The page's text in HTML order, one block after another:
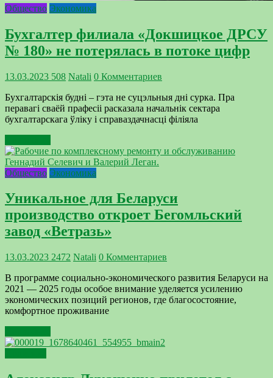
Общество Экономика
Бухгалтер филиала «Докшицкое ДРСУ
№ 180» не потерялась в потоке цифр
13.03.2023 508 Natali 0 Комментариев
Бухгалтарскія будні – гэта не суцэльныя дні сурка. Пра
перавагі сваёй прафесіі расказала начальнік сектара
бухгалтарскага ўліку і справаздачнасці філіяла
Общество Экономика
Уникальное для Беларуси
производство откроет Бегомльский
завод «Ветразь»
13.03.2023 2472 Natali 0 Комментариев
В программе социально-экономического развития Беларуси на
2021 — 2025 годы особое внимание уделяется усилению
экономических позиций регионов, где благосостояние,
комфортное проживание